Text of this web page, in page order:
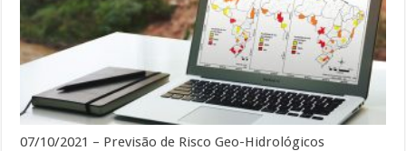
07/10/2021 – Previsão de Risco Geo-Hidrológicos